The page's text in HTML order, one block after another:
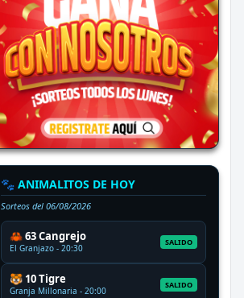
🐾 ANIMALITOS DE HOY
Sorteos del 06/08/2026
🦀 63 Cangrejo
El Granjazo - 20:30
SALIDO
🐯 10 Tigre
Granja Millonaria - 20:00
SALIDO